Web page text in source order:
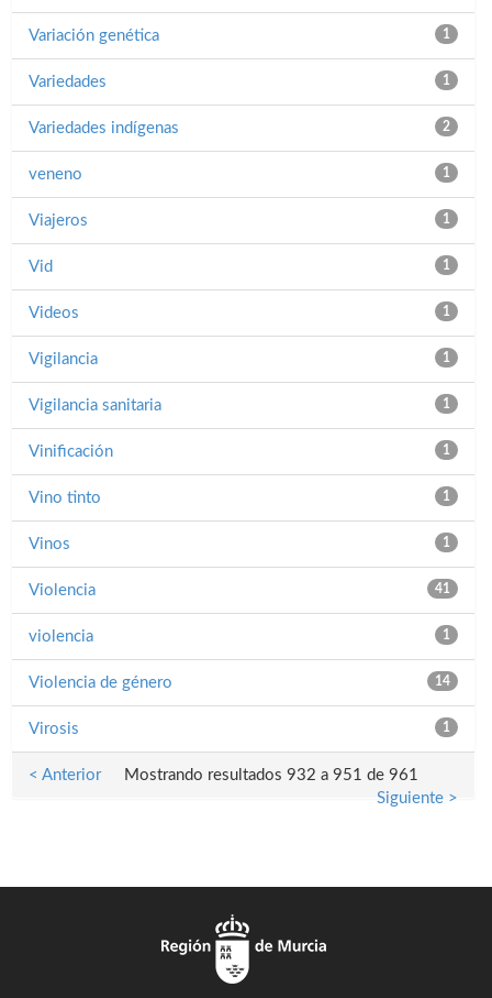
Variación genética 1
Variedades 1
Variedades indígenas 2
veneno 1
Viajeros 1
Vid 1
Videos 1
Vigilancia 1
Vigilancia sanitaria 1
Vinificación 1
Vino tinto 1
Vinos 1
Violencia 41
violencia 1
Violencia de género 14
Virosis 1
Mostrando resultados 932 a 951 de 961
< Anterior
Siguiente >